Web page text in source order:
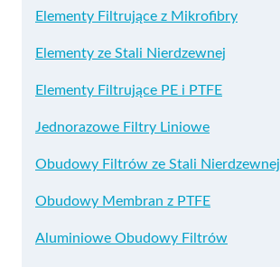
Elementy Filtrujące z Mikrofibry
Elementy ze Stali Nierdzewnej
Elementy Filtrujące PE i PTFE
Jednorazowe Filtry Liniowe
Obudowy Filtrów ze Stali Nierdzewnej
Obudowy Membran z PTFE
Aluminiowe Obudowy Filtrów